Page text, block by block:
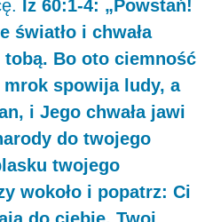
Iz 60:1-4: „Powstań!
światło i chwała
tobą. Bo oto ciemność
spowija ludy, a
i Jego chwała jawi
do twojego
twojego
wokoło i popatrz: Ci